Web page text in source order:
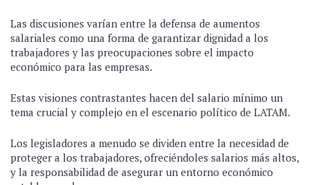
Las discusiones varían entre la defensa de aumentos
salariales como una forma de garantizar dignidad a los
trabajadores y las preocupaciones sobre el impacto
económico para las empresas.
Estas visiones contrastantes hacen del salario mínimo un
tema crucial y complejo en el escenario político de LATAM.
Los legisladores a menudo se dividen entre la necesidad de
proteger a los trabajadores, ofreciéndoles salarios más altos,
y la responsabilidad de asegurar un entorno económico